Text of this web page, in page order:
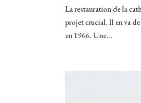
La restauration de la
projet crucial. Il en va
en 1966. Une...